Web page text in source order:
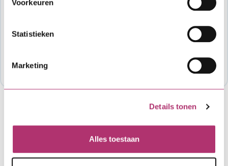
Voorkeuren
Statistieken
Marketing
Details tonen
Alles toestaan
specifieke voorwaarden van de verordening
beschikbaar is voor deze lening, neem dan
contact op met de organisatie die de regeling
mogelijk maakt. Meestal is dat je gemeente of
provincie: (0341) 567321..